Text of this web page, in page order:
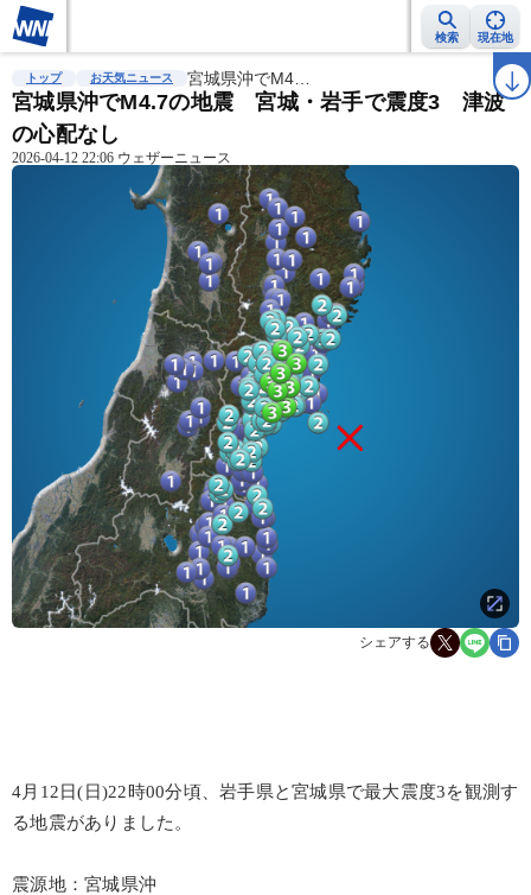
検索 現在地
雨雲レーダー 台風情報 地震情報 ラ
トップ お天気ニュース 宮城県沖でM4…
宮城県沖でM4.7の地震 宮城・岩手で震度3 津波
の心配なし
2026-04-12 22:06 ウェザーニュース
シェアする
4月12日(日)22時00分頃、岩手県と宮城県で最大震度3を観測す
る地震がありました。
震源地：宮城県沖